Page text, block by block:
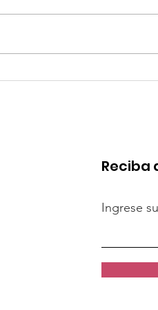
Aceros Arequipa:
Reciba
Ingrese